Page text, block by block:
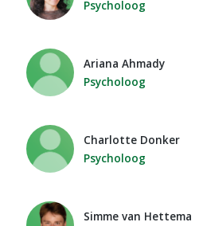
Psycholoog
Ariana Ahmady
Psycholoog
Charlotte Donker
Psycholoog
Simme van Hettema